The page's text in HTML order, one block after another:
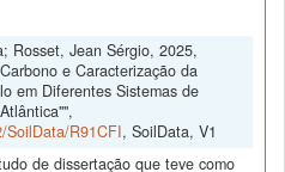
Rosset, Jean Sérgio, 2025,
e Caracterização da
em Diferentes Sistemas de
R91CFI, SoilData, V1
de dissertação que teve como